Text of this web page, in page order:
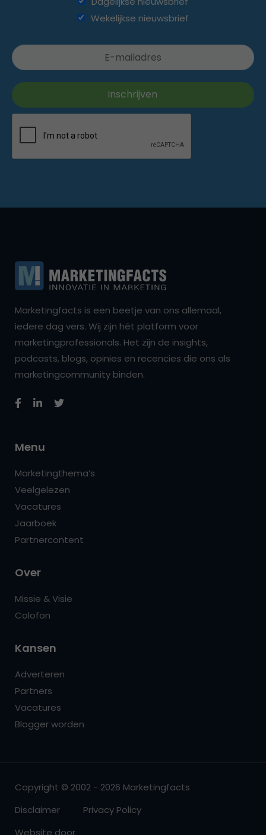
Wekelijkse nieuwsbrief
Marketingfacts is een beetje van ons allemaal,
iedere dag vers. Wij zijn hét platform voor
marketingprofessionals. Het zijn de insights,
podcasts, blogs, opinies en recencies die ons als
marketingcommunity binden.
Menu
Marketingthema’s
Veelgelezen
Vacatures
Jaarboek
Partnercontent
Over
Missie & Visie
Colofon
Kansen
Adverteren
Partners
Vacatures
Blogger worden
Copyright © 2002 - 2026 Marketingfacts
Disclaimer
Privacy Policy
Website door